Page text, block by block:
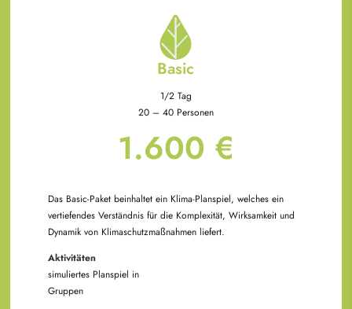
Basic
1/2 Tag
20 – 40 Personen
1.600 €
Das Basic-Paket beinhaltet ein Klima-Planspiel, welches ein
vertiefendes Verständnis für die Komplexität, Wirksamkeit und
Dynamik von Klimaschutzmaßnahmen liefert.
Aktivitäten
simuliertes Planspiel in
Gruppen